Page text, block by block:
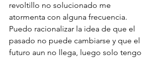
revoltillo no solucionado me
atormenta con alguna frecuencia.
Puedo racionalizar la idea de que el
pasado no puede cambiarse y que el
futuro aun no llega, luego solo tengo